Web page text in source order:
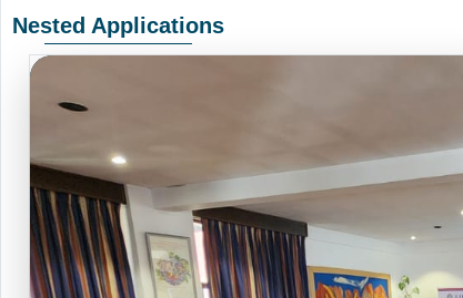
Nested Applications